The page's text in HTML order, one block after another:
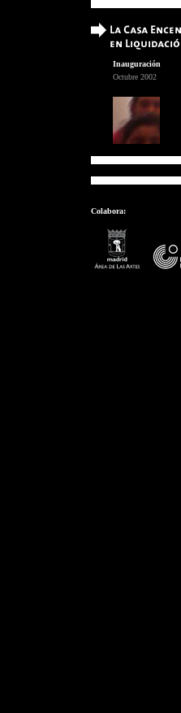
Inauguración
Octubre 2002
Colabora: